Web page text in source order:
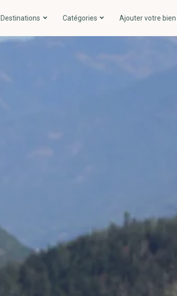
Destinations Catégories Ajouter votre bien